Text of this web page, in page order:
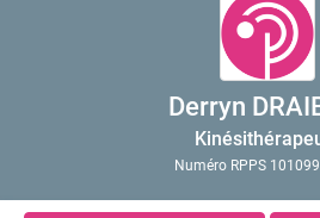
Derryn
Numéro RPPS